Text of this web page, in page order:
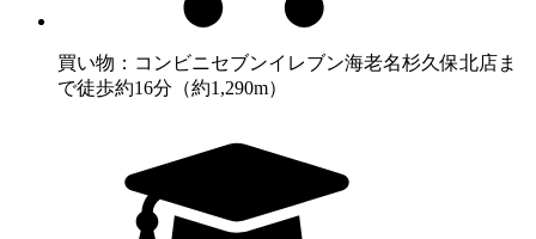
買い物：コンビニセブンイレブン海老名杉久保北店ま
で徒歩約16分（約1,290m）